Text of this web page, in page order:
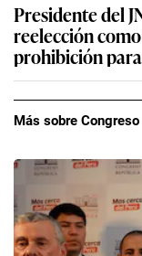
Presidente del
reelección
prohibición
Más sobre Congreso